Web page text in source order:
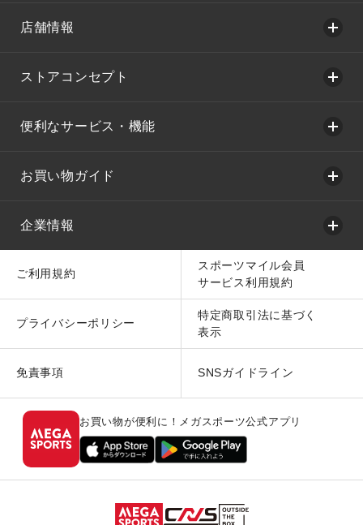
店舗情報
ストアコンセプト
便利なサービス・機能
お買い物ガイド
企業情報
ご利用規約
スポーツマイル会員
サービス利用規約
プライバシーポリシー
特定商取引法に基づく
表示
免責事項 SNSガイドライン
お買い物が便利に！メガスポーツ公式アプリ